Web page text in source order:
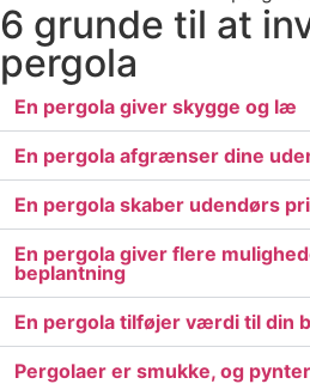
6 grunde til at
pergola
En pergola giver skygge og læ
En pergola afgrænser dine
En pergola skaber udendørs
En pergola giver flere
beplantning
En pergola tilføjer værdi til din
Pergolaer er smukke, og